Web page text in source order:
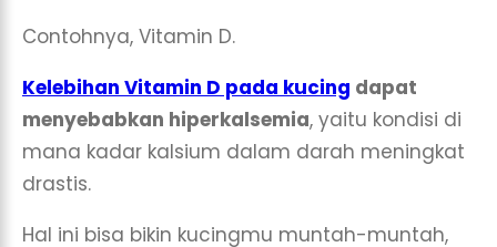
Contohnya, Vitamin D.
Kelebihan Vitamin D pada kucing dapat
menyebabkan hiperkalsemia, yaitu kondisi di
mana kadar kalsium dalam darah meningkat
drastis.
Hal ini bisa bikin kucingmu muntah-muntah,